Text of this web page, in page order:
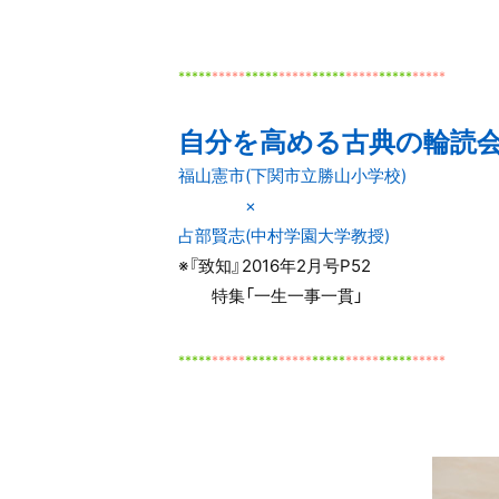
****************************************
自分を高める古典の輪読
福山憲市(下関市立勝山小学校)
×
占部賢志(中村学園大学教授)
※『致知』2016年2月号P52
特集「一生一事一貫」
****************************************